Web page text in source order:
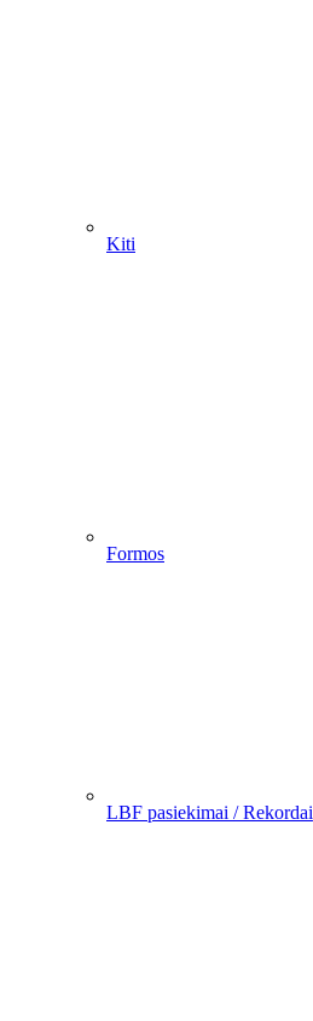
Kiti
Formos
LBF pasiekimai / Rekordai